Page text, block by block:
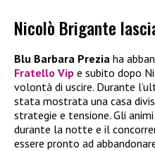
Nicolò Brigante
Blu Barbara Prezia ha
Fratello Vip e subito dopo
volontà di uscire. Durante
stata mostrata una casa
strategie e tensione. Gli
durante la notte e il
essere pronto ad